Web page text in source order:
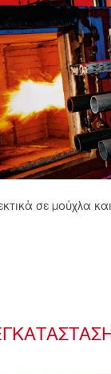
σε μούχλα